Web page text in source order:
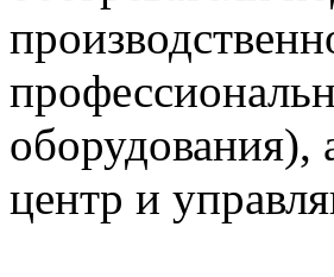
оборудования),
центр и